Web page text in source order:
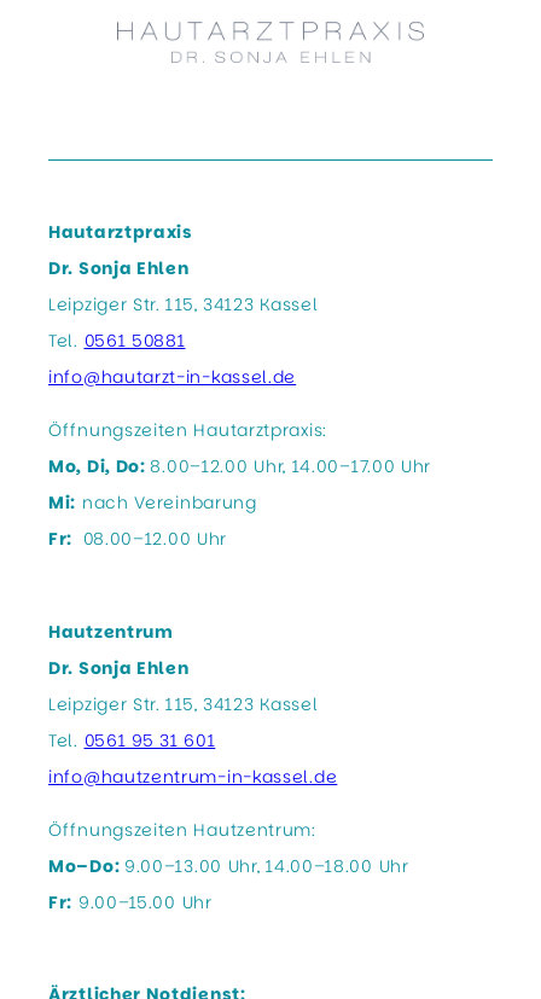
Hautarztpraxis
Dr. Sonja Ehlen
Leipziger Str. 115, 34123 Kassel
Tel. 0561 50881
info@hautarzt-in-kassel.de
Öffnungszeiten Hautarztpraxis:
Mo, Di, Do:8.00–12.00 Uhr, 14.00–17.00 Uhr
Mi: nach Vereinbarung
Fr: 08.00–12.00 Uhr
Hautzentrum
Dr. Sonja Ehlen
Leipziger Str. 115, 34123 Kassel
Tel. 0561 95 31 601
info@hautzentrum-in-kassel.de
Öffnungszeiten Hautzentrum:
Mo–Do: 9.00–13.00 Uhr, 14.00–18.00 Uhr
Fr: 9.00–15.00 Uhr